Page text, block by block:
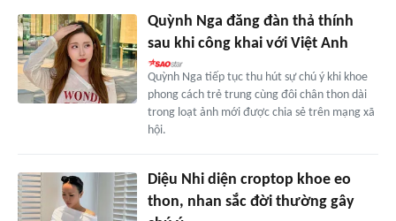
Quỳnh Nga đăng đàn thả thính
sau khi công khai với Việt Anh
Quỳnh Nga tiếp tục thu hút sự chú ý khi khoe
phong cách trẻ trung cùng đôi chân thon dài
trong loạt ảnh mới được chia sẻ trên mạng xã
hội.
Diệu Nhi diện croptop khoe eo
thon, nhan sắc đời thường gây